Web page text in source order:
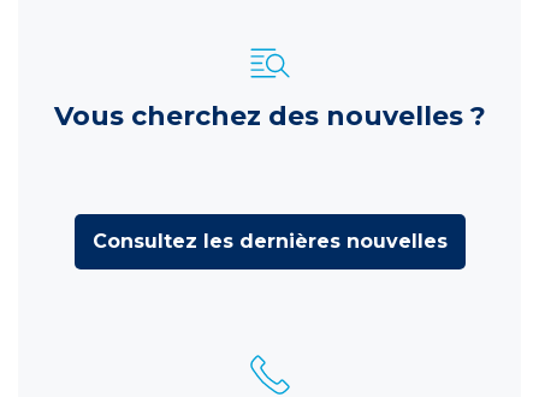
Vous cherchez des nouvelles ?
Consultez les dernières nouvelles